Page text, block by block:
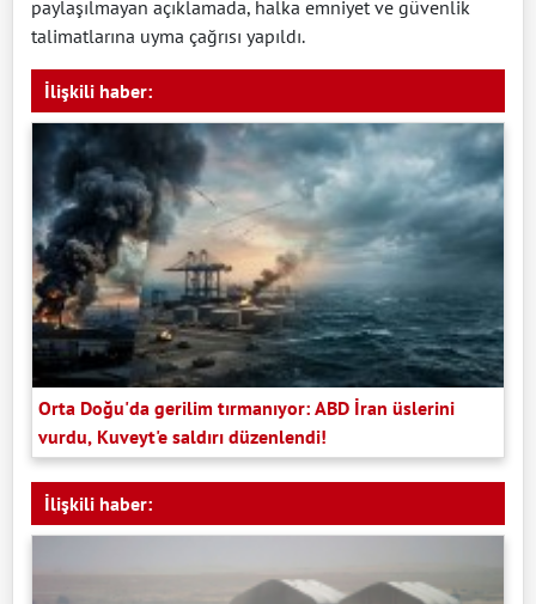
paylaşılmayan açıklamada, halka emniyet ve güvenlik
talimatlarına uyma çağrısı yapıldı.
İlişkili haber:
Orta Doğu'da gerilim tırmanıyor: ABD İran üslerini
vurdu, Kuveyt'e saldırı düzenlendi!
İlişkili haber: